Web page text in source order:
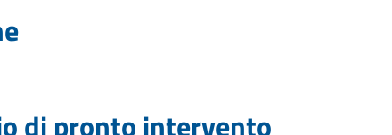
di pronto intervento